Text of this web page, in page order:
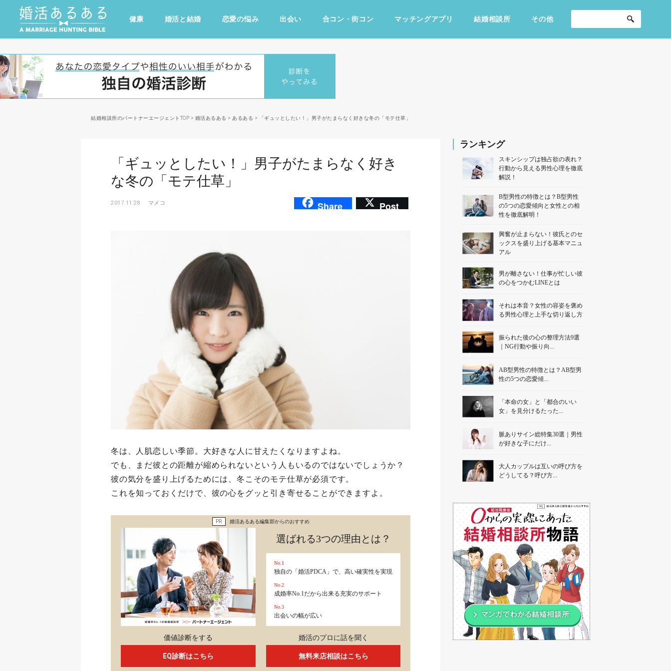
健康 婚活と結婚 恋愛の悩み 出会い 合コン・街コン マッチングアプリ 結婚相談所 その他
心の処方箋 カルチャー・トレンド・芸能
結婚相談所のパートナーエージェントTOP > 婚活あるある > あるある > 「ギュッとしたい！」男子がたまらなく好きな冬の「モテ仕草」
「ギュッとしたい！」男子がたまらなく好き
な冬の「モテ仕草」
2017.11.28 マメコ Share Post
冬は、人肌恋しい季節。大好きな人に甘えたくなりますよね。
でも、まだ彼との距離が縮められないという人もいるのではないでしょうか？
彼の気分を盛り上げるためには、冬こそのモテ仕草が必須です。
これを知っておくだけで、彼の心をグッと引き寄せることができますよ。
PR 婚活あるある編集部からのおすすめ
価値診断をする
EQ診断はこちら
選ばれる3つの理由とは？
No.1
独自の「婚活PDCA」で、高い確実性を実現
No.2
成婚率No.1だから出来る充実のサポート
No.3
出会いの幅が広い
婚活のプロに話を聞く
無料来店相談はこちら
ランキング
スキンシップは独占欲の表れ？
行動から見える男性心理を徹底
解説！
B型男性の特徴とは？B型男性
の5つの恋愛傾向と女性との相
性を徹底解明！
興奮が止まらない！彼氏とのセ
ックスを盛り上げる基本マニュ
アル
男が離さない！仕事が忙しい彼
の心をつかむLINEとは
それは本音？女性の容姿を褒め
る男性心理と上手な切り返し方
振られた後の心の整理方法9選
｜NG行動や振り向...
AB型男性の特徴とは？AB型男
性の5つの恋愛傾...
「本命の女」と「都合のいい
女」を見分けるたった...
脈ありサイン総特集30選｜男性
が好きな子にだけ...
大人カップルは互いの呼び方を
どうしてる？呼び方...